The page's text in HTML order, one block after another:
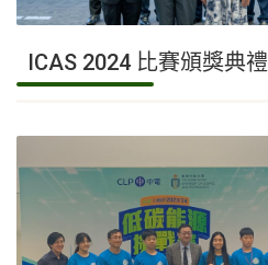
ICAS 2024 比賽頒獎典禮